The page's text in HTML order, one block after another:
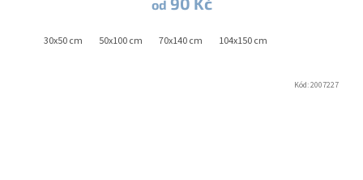
od
30x50 cm 50x100 cm 70x140 cm 104x150 cm
Kód:2007227